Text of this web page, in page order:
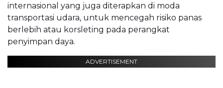
internasional yang juga diterapkan di moda
transportasi udara, untuk mencegah risiko panas
berlebih atau korsleting pada perangkat
penyimpan daya.
ADVERTISEMENT